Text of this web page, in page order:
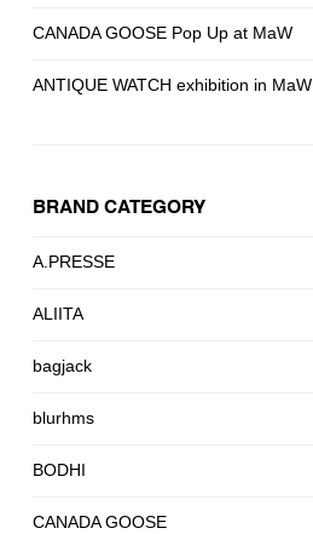
CANADA GOOSE Pop Up at MaW
ANTIQUE WATCH exhibition in MaW
BRAND CATEGORY
A.PRESSE
ALIITA
bagjack
blurhms
BODHI
CANADA GOOSE